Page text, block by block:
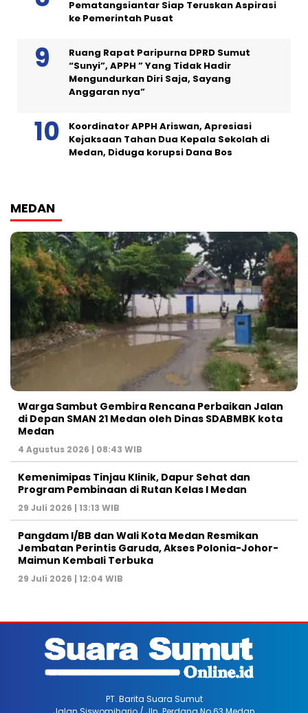
Pematangsiantar Siap Teruskan Aspirasi
ke Pemerintah Pusat
Ruang Rapat Paripurna DPRD Sumut
“Sunyi”, APPH ” Yang Tidak Hadir
Mengundurkan Diri Saja, Sayang
Anggaran nya”
Koordinator APPH Ariswan, Apresiasi
Kejaksaan Tahan Dua Kepala Sekolah di
Medan, Diduga korupsi Dana Bos
MEDAN
Warga Sambut Gembira Rencana Perbaikan Jalan
di Depan SMAN 21 Medan oleh Dinas SDABMBK kota
Medan
4 Agustus 2026 | 08:43 WIB
Kemenimipas Tinjau Klinik, Dapur Sehat dan
Program Pembinaan di Rutan Kelas I Medan
29 Juli 2026 | 13:13 WIB
Pangdam I/BB dan Wali Kota Medan Resmikan
Jembatan Perintis Garuda, Akses Polonia-Johor-
Maimun Kembali Terbuka
29 Juli 2026 | 12:04 WIB
PT. Barita Suara Sumut